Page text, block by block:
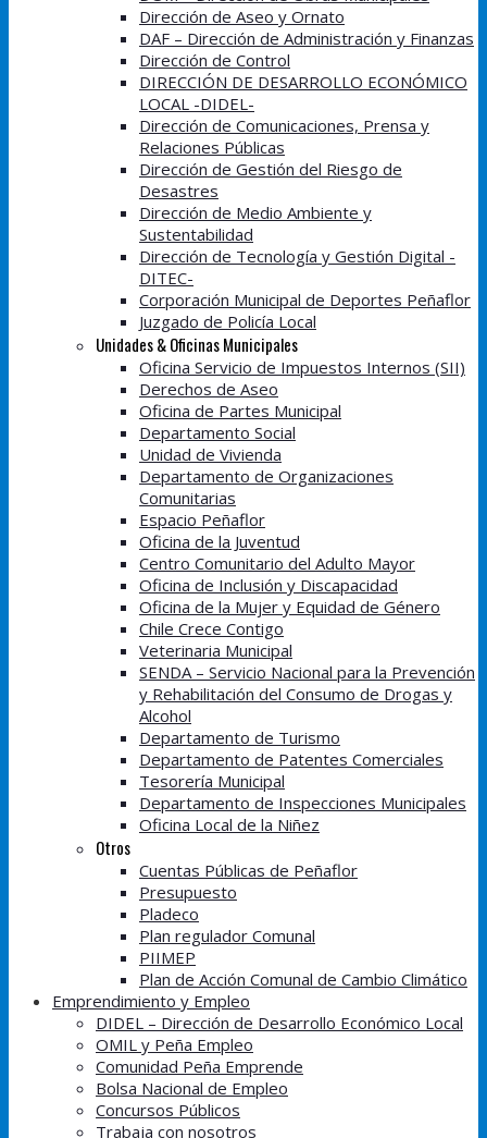
Dirección de Aseo y Ornato
DAF – Dirección de Administración y Finanzas
Dirección de Control
DIRECCIÓN DE DESARROLLO ECONÓMICO
LOCAL -DIDEL-
Dirección de Comunicaciones, Prensa y
Relaciones Públicas
Dirección de Gestión del Riesgo de
Desastres
Dirección de Medio Ambiente y
Sustentabilidad
Dirección de Tecnología y Gestión Digital -
DITEC-
Corporación Municipal de Deportes Peñaflor
Juzgado de Policía Local
Unidades & Oficinas Municipales
Oficina Servicio de Impuestos Internos (SII)
Derechos de Aseo
Oficina de Partes Municipal
Departamento Social
Unidad de Vivienda
Departamento de Organizaciones
Comunitarias
Espacio Peñaflor
Oficina de la Juventud
Centro Comunitario del Adulto Mayor
Oficina de Inclusión y Discapacidad
Oficina de la Mujer y Equidad de Género
Chile Crece Contigo
Veterinaria Municipal
SENDA – Servicio Nacional para la Prevención
y Rehabilitación del Consumo de Drogas y
Alcohol
Departamento de Turismo
Departamento de Patentes Comerciales
Tesorería Municipal
Departamento de Inspecciones Municipales
Oficina Local de la Niñez
Otros
Cuentas Públicas de Peñaflor
Presupuesto
Pladeco
Plan regulador Comunal
PIIMEP
Plan de Acción Comunal de Cambio Climático
Emprendimiento y Empleo
DIDEL – Dirección de Desarrollo Económico Local
OMIL y Peña Empleo
Comunidad Peña Emprende
Bolsa Nacional de Empleo
Concursos Públicos
Trabaja con nosotros